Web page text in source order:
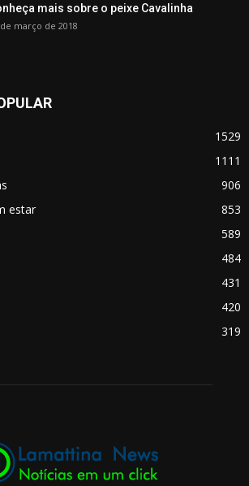
mais sobre o peixe Cavalinha
março de 2018
1529
1111
906
estar
853
589
484
431
420
319